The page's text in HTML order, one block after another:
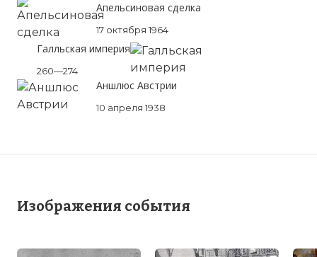
Апельсиновая сделка
17 октября 1964
Галльская империя
260—274
Аншлюс Австрии
10 апреля 1938
Изображения события